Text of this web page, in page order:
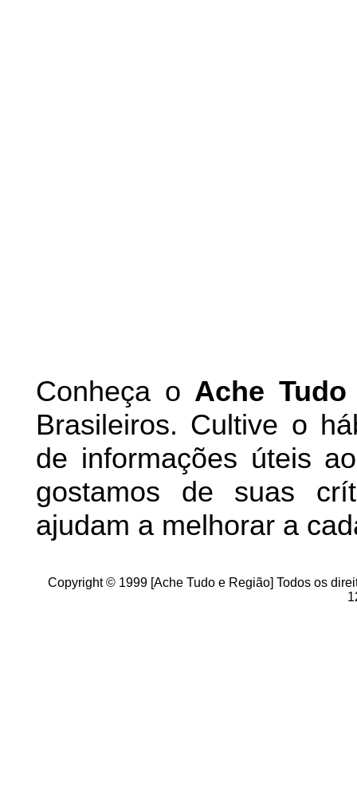
Conheça o Ache
Brasileiros. Cultive o
de informações úteis
gostamos de suas
ajudam a melhorar a
Copyright © 1999 [Ache Tudo e Região] Todos os